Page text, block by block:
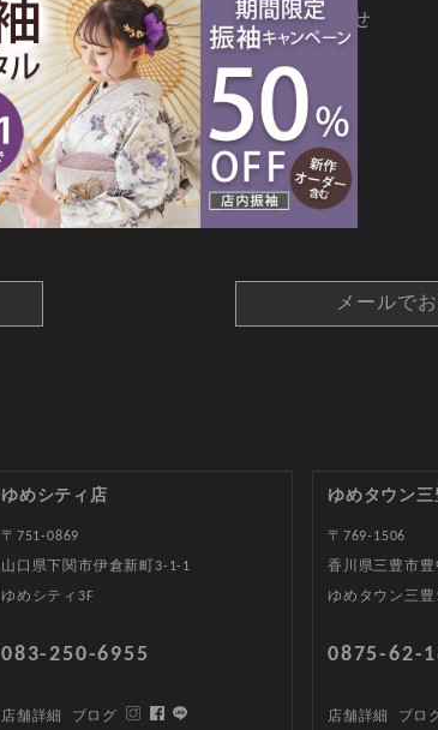
よくあるご質問 お問合せ
CONTACT
メールで
ゆめシティ店
〒751-0869
山口県下関市伊倉新町3-1-1
ゆめシティ3F
083-250-6955
店舗詳細 ブログ
ゆめタウン三
〒769-1506
香川県三豊市豊
ゆめタウン三豊
0875-62-
店舗詳細 ブロ